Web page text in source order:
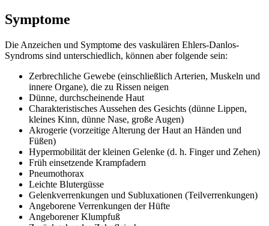
Symptome
Die Anzeichen und Symptome des vaskulären Ehlers-Danlos-
Syndroms sind unterschiedlich, können aber folgende sein:
Zerbrechliche Gewebe (einschließlich Arterien, Muskeln und
innere Organe), die zu Rissen neigen
Dünne, durchscheinende Haut
Charakteristisches Aussehen des Gesichts (dünne Lippen,
kleines Kinn, dünne Nase, große Augen)
Akrogerie (vorzeitige Alterung der Haut an Händen und
Füßen)
Hypermobilität der kleinen Gelenke (d. h. Finger und Zehen)
Früh einsetzende Krampfadern
Pneumothorax
Leichte Blutergüsse
Gelenkverrenkungen und Subluxationen (Teilverrenkungen)
Angeborene Verrenkungen der Hüfte
Angeborener Klumpfuß